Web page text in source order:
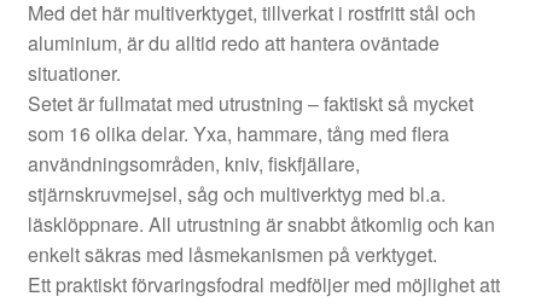
Med det här multiverktyget, tillverkat i rostfritt stål och
aluminium, är du alltid redo att hantera oväntade
situationer.
Setet är fullmatat med utrustning – faktiskt så mycket
som 16 olika delar. Yxa, hammare, tång med flera
användningsområden, kniv, fiskfjällare,
stjärnskruvmejsel, såg och multiverktyg med bl.a.
läsklöppnare. All utrustning är snabbt åtkomlig och kan
enkelt säkras med låsmekanismen på verktyget.
Ett praktiskt förvaringsfodral medföljer med möjlighet att